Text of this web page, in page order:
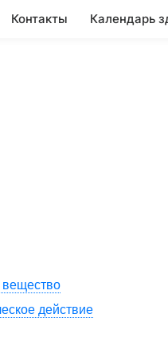
Контакты Календарь
действие